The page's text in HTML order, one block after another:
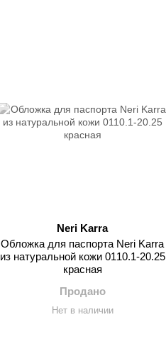
Neri Karra
Обложка для паспорта Neri Karra
из натуральной кожи 0110.1-20.25
красная
Продано
Нет в наличии